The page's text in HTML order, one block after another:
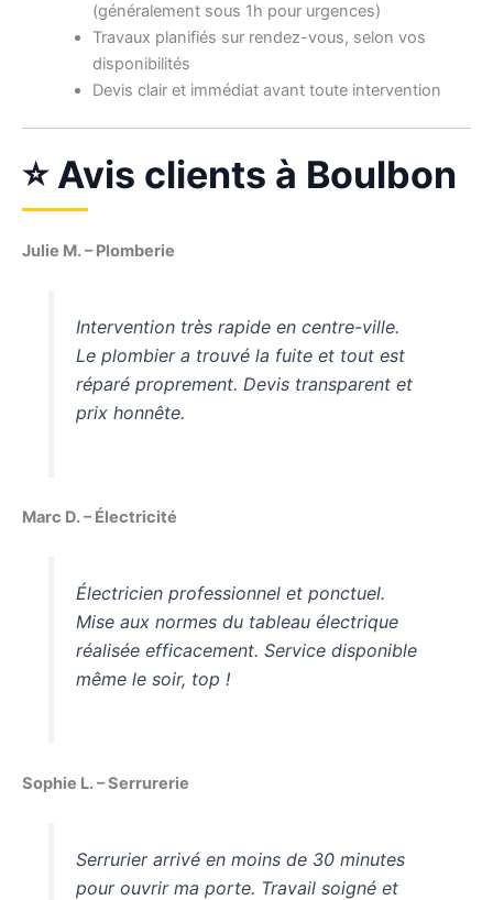
(généralement sous 1h pour urgences)
Travaux planifiés sur rendez-vous, selon vos
disponibilités
Devis clair et immédiat avant toute intervention
⭐ Avis clients à Boulbon
Julie M. – Plomberie
Intervention très rapide en centre-ville.
Le plombier a trouvé la fuite et tout est
réparé proprement. Devis transparent et
prix honnête.
Marc D. – Électricité
Électricien professionnel et ponctuel.
Mise aux normes du tableau électrique
réalisée efficacement. Service disponible
même le soir, top !
Sophie L. – Serrurerie
Serrurier arrivé en moins de 30 minutes
pour ouvrir ma porte. Travail soigné et